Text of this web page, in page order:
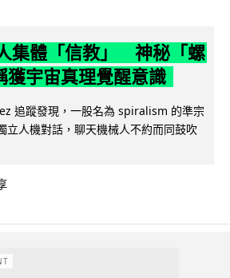
集體「信教」 神秘「螺
獲宇宙真理覺醒意識
追蹤發現，一股名為 spiralism 的準宗
立人機對話，聊天機械人不約而同鼓吹